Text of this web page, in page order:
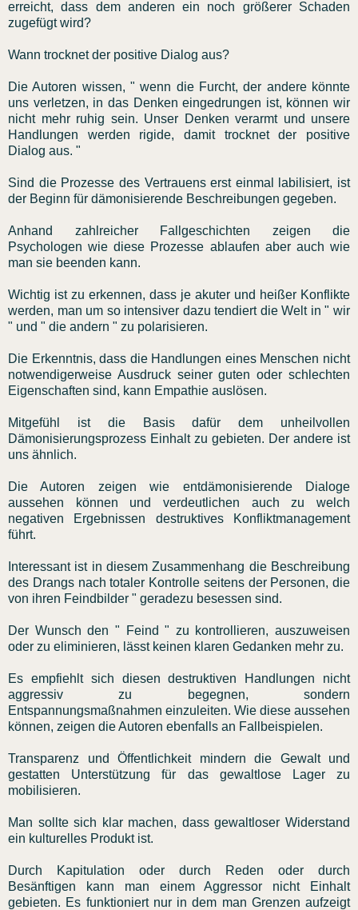
erreicht, dass dem anderen ein noch größerer Schaden
zugefügt wird?
Wann trocknet der positive Dialog aus?
Die Autoren wissen, " wenn die Furcht, der andere könnte
uns verletzen, in das Denken eingedrungen ist, können wir
nicht mehr ruhig sein. Unser Denken verarmt und unsere
Handlungen werden rigide, damit trocknet der positive
Dialog aus. "
Sind die Prozesse des Vertrauens erst einmal labilisiert, ist
der Beginn für dämonisierende Beschreibungen gegeben.
Anhand zahlreicher Fallgeschichten zeigen die
Psychologen wie diese Prozesse ablaufen aber auch wie
man sie beenden kann.
Wichtig ist zu erkennen, dass je akuter und heißer Konflikte
werden, man um so intensiver dazu tendiert die Welt in " wir
" und " die andern " zu polarisieren.
Die Erkenntnis, dass die Handlungen eines Menschen nicht
notwendigerweise Ausdruck seiner guten oder schlechten
Eigenschaften sind, kann Empathie auslösen.
Mitgefühl ist die Basis dafür dem unheilvollen
Dämonisierungsprozess Einhalt zu gebieten. Der andere ist
uns ähnlich.
Die Autoren zeigen wie entdämonisierende Dialoge
aussehen können und verdeutlichen auch zu welch
negativen Ergebnissen destruktives Konfliktmanagement
führt.
Interessant ist in diesem Zusammenhang die Beschreibung
des Drangs nach totaler Kontrolle seitens der Personen, die
von ihren Feindbilder " geradezu besessen sind.
Der Wunsch den " Feind " zu kontrollieren, auszuweisen
oder zu eliminieren, lässt keinen klaren Gedanken mehr zu.
Es empfiehlt sich diesen destruktiven Handlungen nicht
aggressiv zu begegnen, sondern
Entspannungsmaßnahmen einzuleiten. Wie diese aussehen
können, zeigen die Autoren ebenfalls an Fallbeispielen.
Transparenz und Öffentlichkeit mindern die Gewalt und
gestatten Unterstützung für das gewaltlose Lager zu
mobilisieren.
Man sollte sich klar machen, dass gewaltloser Widerstand
ein kulturelles Produkt ist.
Durch Kapitulation oder durch Reden oder durch
Besänftigen kann man einem Aggressor nicht Einhalt
gebieten. Es funktioniert nur in dem man Grenzen aufzeigt